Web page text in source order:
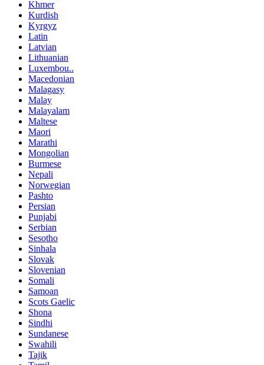
Khmer
Kurdish
Kyrgyz
Latin
Latvian
Lithuanian
Luxembou..
Macedonian
Malagasy
Malay
Malayalam
Maltese
Maori
Marathi
Mongolian
Burmese
Nepali
Norwegian
Pashto
Persian
Punjabi
Serbian
Sesotho
Sinhala
Slovak
Slovenian
Somali
Samoan
Scots Gaelic
Shona
Sindhi
Sundanese
Swahili
Tajik